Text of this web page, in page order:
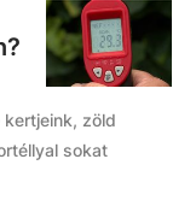
zöld
sokat